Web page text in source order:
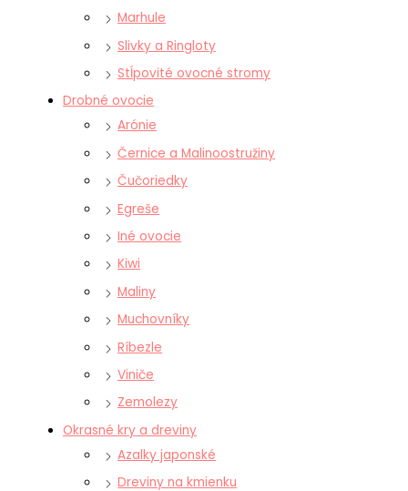
Marhule
Slivky a Ringloty
Stĺpovité ovocné stromy
Drobné ovocie
Arónie
Černice a Malinoostružiny
Čučoriedky
Egreše
Iné ovocie
Kiwi
Maliny
Muchovníky
Ríbezle
Viniče
Zemolezy
Okrasné kry a dreviny
Azalky japonské
Dreviny na kmienku